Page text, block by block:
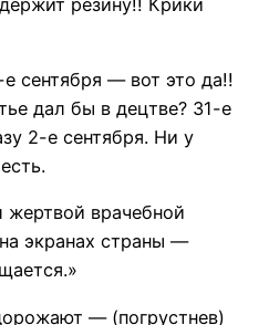
сентября — вот это да!!
дал бы в децтве? 31-е
2-е сентября. Ни у
врачебной
экранах страны —
— (погрустнев)